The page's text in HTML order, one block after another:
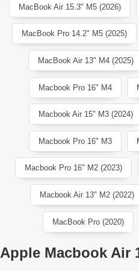
MacBook Air 15.3" M5 (2026)
MacBook Pro 14.2" M5 (2025)
MacBook Air 13" M4 (2025)
Macbook Pro 16" M4
Macbook Air 15" M3 (2024)
Macbook Pro 16" M3
Macbook Pro 16" M2 (2023)
Macbook Air 13" M2 (2022)
MacBook Pro (2020)
Apple Macbook Air